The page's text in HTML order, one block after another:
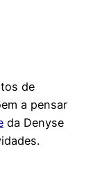
de
a pensar
da Denyse